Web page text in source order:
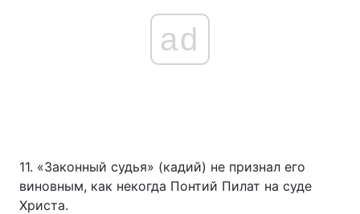
ad
11. «Законный судья» (кадий) не признал его
виновным, как некогда Понтий Пилат на суде
Христа.